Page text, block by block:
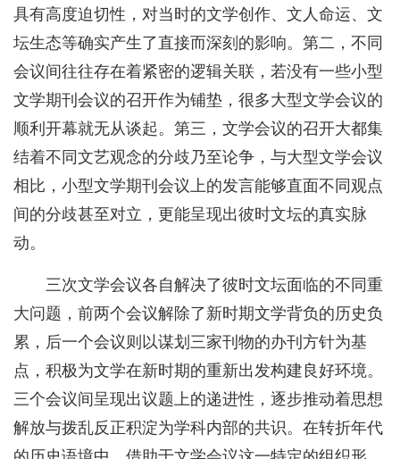
具有高度迫切性，对当时的文学创作、文人命运、文
坛生态等确实产生了直接而深刻的影响。第二，不同
会议间往往存在着紧密的逻辑关联，若没有一些小型
文学期刊会议的召开作为铺垫，很多大型文学会议的
顺利开幕就无从谈起。第三，文学会议的召开大都集
结着不同文艺观念的分歧乃至论争，与大型文学会议
相比，小型文学期刊会议上的发言能够直面不同观点
间的分歧甚至对立，更能呈现出彼时文坛的真实脉
动。
三次文学会议各自解决了彼时文坛面临的不同重
大问题，前两个会议解除了新时期文学背负的历史负
累，后一个会议则以谋划三家刊物的办刊方针为基
点，积极为文学在新时期的重新出发构建良好环境。
三个会议间呈现出议题上的递进性，逐步推动着思想
解放与拨乱反正积淀为学科内部的共识。在转折年代